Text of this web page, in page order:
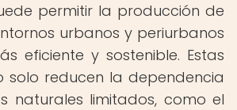
permitir la producción de
urbanos y periurbanos
eficiente y sostenible. Estas
solo reducen la dependencia
naturales limitados, como el